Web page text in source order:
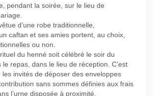
pendant la soirée, sur le lieu de
d’une robe traditionnelle,
caftan et ses amies portent, au choix,
ou non.
du henné soit célébré le soir du
le repas, dans le lieu de réception. C’est
les invités de déposer des enveloppes
sans sommes définies aux frais
l’urne disposée à proximité.